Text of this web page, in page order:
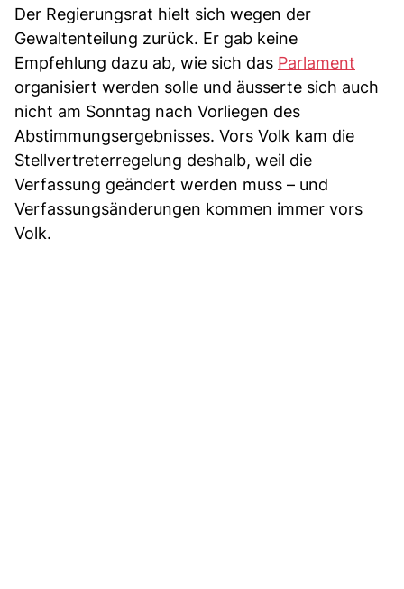
Der Regierungsrat hielt sich wegen der
Gewaltenteilung zurück. Er gab keine
Empfehlung dazu ab, wie sich das Parlament
organisiert werden solle und äusserte sich auch
nicht am Sonntag nach Vorliegen des
Abstimmungsergebnisses. Vors Volk kam die
Stellvertreterregelung deshalb, weil die
Verfassung geändert werden muss – und
Verfassungsänderungen kommen immer vors
Volk.